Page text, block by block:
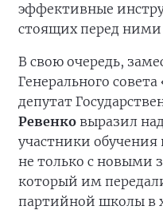
эффективные
стоящих перед ними
В свою очередь,
Генерального
депутат
Ревенко выразил
участники обучения
не только с новыми
который им
партийной школы в